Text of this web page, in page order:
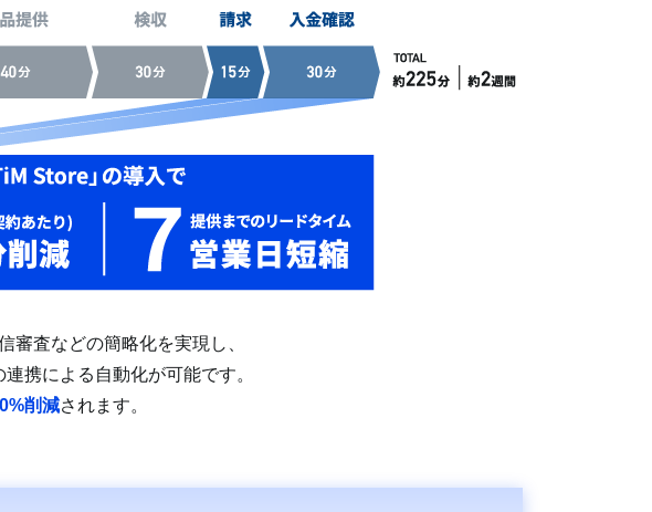
審査などの簡略化を実現し、
携による自動化が可能です。
削減されます。